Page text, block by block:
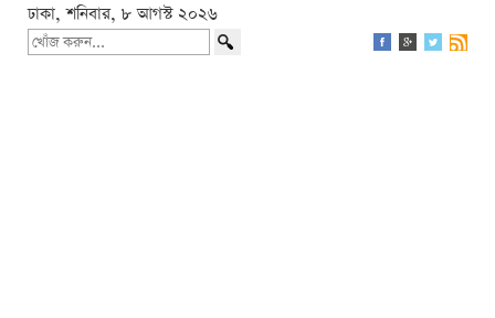
ঢাকা, শনিবার, ৮ আগস্ট ২০২৬